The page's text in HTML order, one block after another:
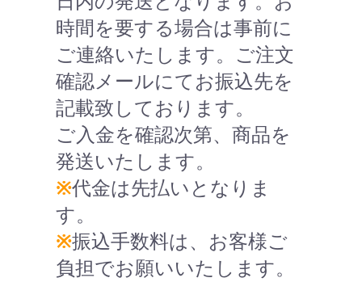
時間を要する場合は事前に
ご連絡いたします。ご注文
確認メールにてお振込先を
記載致しております。
ご入金を確認次第、商品を
発送いたします。
※代金は先払いとなりま
す。
※振込手数料は、お客様ご
負担でお願いいたします。